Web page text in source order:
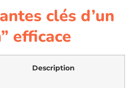
clés d’un
efficace
Description